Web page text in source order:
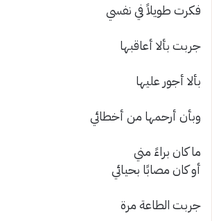
فكرت طويلاً في نفسي
جربت بألا أعاقبها
بألا أجور عليها
وبأن أرحمها من أخطائي
ما كان براءً مني
أو كان مصابًا بحيائي
جربت الطاعة مرة